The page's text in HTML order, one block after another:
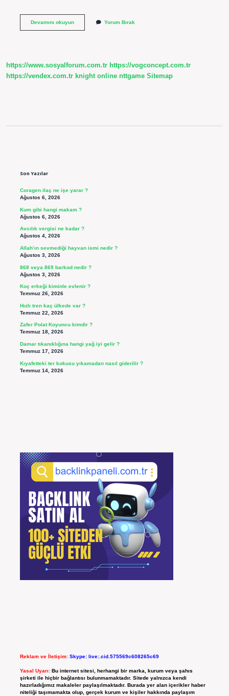
Devamını okuyunAyakkabı
Yorum Bırak
https://www.sosyalforum.com.tr https://vogconcept.com.tr
https://vendex.com.tr knight online nttgame Sitemap
Son Yazılar
Coragen ilaç ne işe yarar ?
Ağustos 6, 2026
Kum gibi hangi makam ?
Ağustos 6, 2026
Avcılık vergisi ne kadar ?
Ağustos 4, 2026
Allah’ın sevmediği hayvan ismi nedir ?
Ağustos 3, 2026
868 veya 869 barkod nedir ?
Ağustos 3, 2026
Koç erkeği kiminle evlenir ?
Temmuz 26, 2026
Hızlı tren kaç ülkede var ?
Temmuz 22, 2026
Zafer Polat Koyuncu kimdir ?
Temmuz 18, 2026
Damar tıkanıklığına hangi yağ iyi gelir ?
Temmuz 17, 2026
Kıyafetteki ter kokusu yıkamadan nasıl giderilir ?
Temmuz 14, 2026
Reklam ve İletişim: Skype: live:.cid.575569c608265c69
Yasal Uyarı: Bu internet sitesi, herhangi bir marka, kurum veya şahıs
şirketi ile hiçbir bağlantısı bulunmamaktadır. Sitede yalnızca kendi
hazırladığımız makaleler paylaşılmaktadır. Burada yer alan içerikler haber
niteliği taşımamakta olup, gerçek kurum ve kişiler hakkında paylaşım